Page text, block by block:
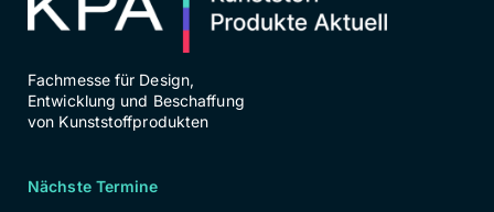
Fachmesse für Design,
Entwicklung und Beschaffung
von Kunststoffprodukten
Nächste Termine